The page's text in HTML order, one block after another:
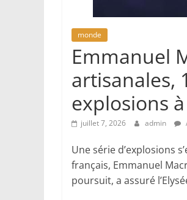
monde
Emmanuel
artisanales,
explosions
juillet 7, 2026 admin
Une série d’explosions
français, Emmanuel
poursuit, a assuré